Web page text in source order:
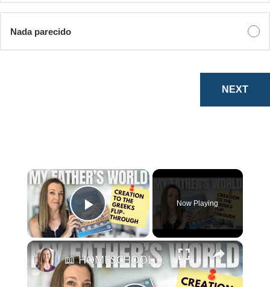
Nada parecido
Play Video
Now Playing
📖 HOMESCHOOL CURRICULUM FLIP-THROUGH || My Father's World Creation to the Greeks | Weekly Schedule